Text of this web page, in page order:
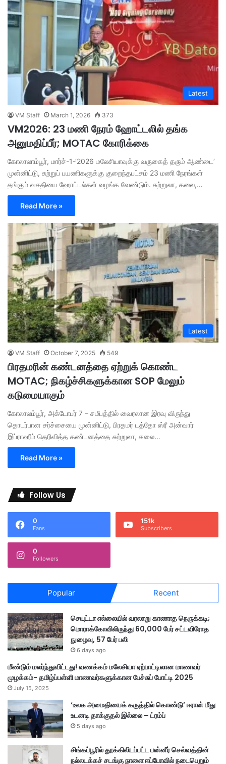
Latest
VM Staff March 1, 2026 373
VM2026: 23 மணி நேரம் ஹோட்டலில் தங்க
அனுமதிப்பீர்; MOTAC கோரிக்கை
கோலாலாம்பூர், மார்ச்-1-‘2026 மலேசியாவுக்கு வருகைத் தரும் ஆண்டை’
முன்னிட்டு, சுற்றுப் பயணிகளுக்கு குறைந்தபட்சம் 23 மணி நேரங்கள்
தங்கும் வசதியை ஹோட்டல்கள் வழங்க வேண்டும். சுற்றுலா, கலை,…
Read More »
Latest
VM Staff October 7, 2025 549
பிரதமரின் கண்டனத்தை ஏற்றுக் கொண்ட
MOTAC; நிகழ்ச்சிகளுக்கான SOP மேலும்
கடுமையாகும்
கோலாலம்பூர், அக்டோபர் 7 – சமீபத்தில் வைரலான இரவு விருந்து
தொடர்பான சர்ச்சையை முன்னிட்டு, பிரதமர் டத்தோ ஸ்ரீ அன்வார்
இப்ராஹீம் தெரிவித்த கண்டனத்தை சுற்றுலா, கலை…
Read More »
Follow Us
0
Fans
151k
Subscribers
0
Followers
Popular Recent
செயுட்டா எல்லையில் வரலாறு காணாத நெருக்கடி;
மொராக்கோவிலிருந்து 60,000 பேர் சட்டவிரோத
நுழைவு, 57 பேர் பலி
6 days ago
மீண்டும் மலர்ந்துவிட்டது! வணக்கம் மலேசியா ஏற்பாட்டிலான மாணவர்
முழக்கம்- தமிழ்ப்பள்ளி மாணவர்களுக்கான பேச்சுப் போட்டி 2025
July 15, 2025
‘உலக அமைதியைக் கருத்தில் கொண்டு’ ஈரான் மீது
உடனடி தாக்குதல் இல்லை – ட்ரம்ப்
5 days ago
சிங்கப்பூரில் தூக்கிலிடப்பட்ட பன்னீர் செல்வத்தின்
நல்லடக்கச் சடங்கு நாளை ஈப்போவில் நடைபெறும்